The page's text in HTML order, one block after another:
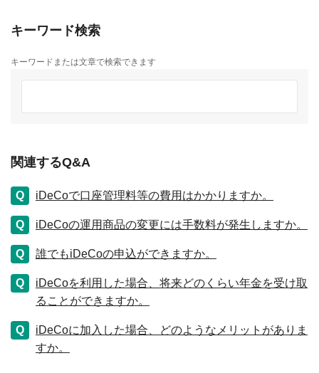
キーワード検索
キーワードまたは文章で検索できます
関連するQ&A
iDeCoで口座管理料等の費用はかかりますか。
iDeCoの運用商品の変更には手数料が発生しますか。
誰でもiDeCoの申込ができますか。
iDeCoを利用した場合、将来どのくらい年金を受け取
ることができますか。
iDeCoに加入した場合、どのようなメリットがありま
すか。